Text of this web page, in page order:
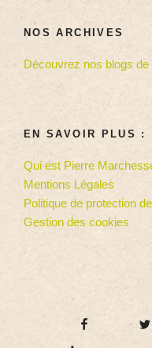
NOS ARCHIVES
Découvrez nos blogs de
EN SAVOIR PLUS :
Qui est Pierre
Mentions Légales
Politique de protection
Gestion des cookies